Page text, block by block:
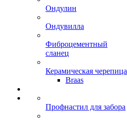
Ондулин
Ондувилла
Фиброцементный
сланец
Керамическая черепица
Braas
Профнастил для забора